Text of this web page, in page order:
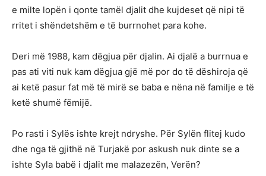
e milte lopën i qonte tamël djalit dhe kujdeset që nipi të
rritet i shëndetshëm e të burrnohet para kohe.
Deri më 1988, kam dëgjua për djalin. Ai djalë a burrnua e
pas ati viti nuk kam dëgjua gjë më por do të dëshiroja që
ai ketë pasur fat më të mirë se baba e nëna në familje e të
ketë shumë fëmijë.
Po rasti i Sylës ishte krejt ndryshe. Për Sylën flitej kudo
dhe nga të gjithë në Turjakë por askush nuk dinte se a
ishte Syla babë i djalit me malazezën, Verën?